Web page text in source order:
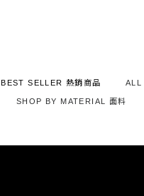
BEST SELLER 熱銷商品 ALL
SHOP BY MATERIAL 面料